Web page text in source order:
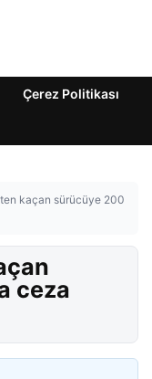
Çerez Politikası
kaçan sürücüye 200
ceza